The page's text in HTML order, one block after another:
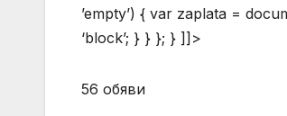
’empty’) { var zaplata =
‘block’; } } }; } ]]>
56 обяви